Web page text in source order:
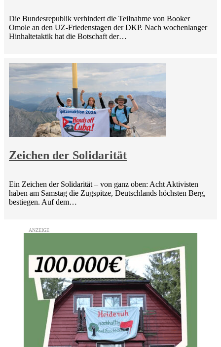
Die Bundesrepublik verhindert die Teilnahme von Booker
Omole an den UZ-Friedenstagen der DKP. Nach wochenlanger
Hinhaltetaktik hat die Botschaft der…
Zeichen der Solidarität
Ein Zeichen der Solidarität – von ganz oben: Acht Aktivisten
haben am Samstag die Zugspitze, Deutschlands höchsten Berg,
bestiegen. Auf dem…